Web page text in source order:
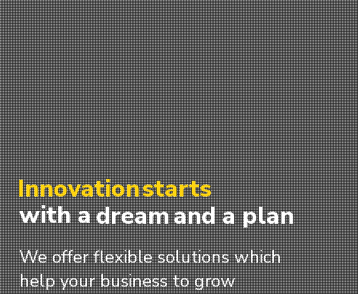
Innovationstarts
with adreamand a plan
We offer flexible solutions which
help your business to grow